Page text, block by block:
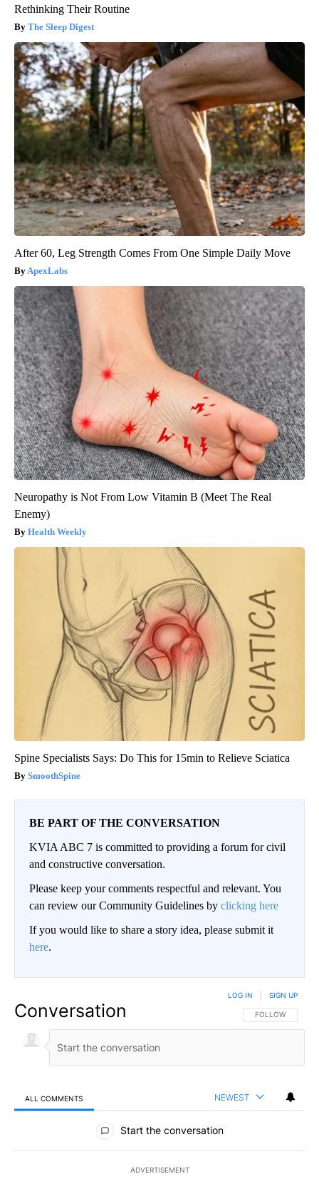
Rethinking Their Routine
The Sleep Digest
After 60, Leg Strength Comes From One Simple Daily Move
ApexLabs
Neuropathy is Not From Low Vitamin B (Meet The Real
Enemy)
Health Weekly
Spine Specialists Says: Do This for 15min to Relieve Sciatica
SmoothSpine
BE PART OF THE CONVERSATION
KVIA ABC 7 is committed to providing a forum for civil
and constructive conversation.
Please keep your comments respectful and relevant. You
can review our Community Guidelines by clicking here
If you would like to share a story idea, please submit it
here.
Conversation FOLLOW THIS
FOLLOW
LOG IN SIGN UP
ALL COMMENTS NEWEST
All Comments
Start the conversation
ADVERTISEMENT